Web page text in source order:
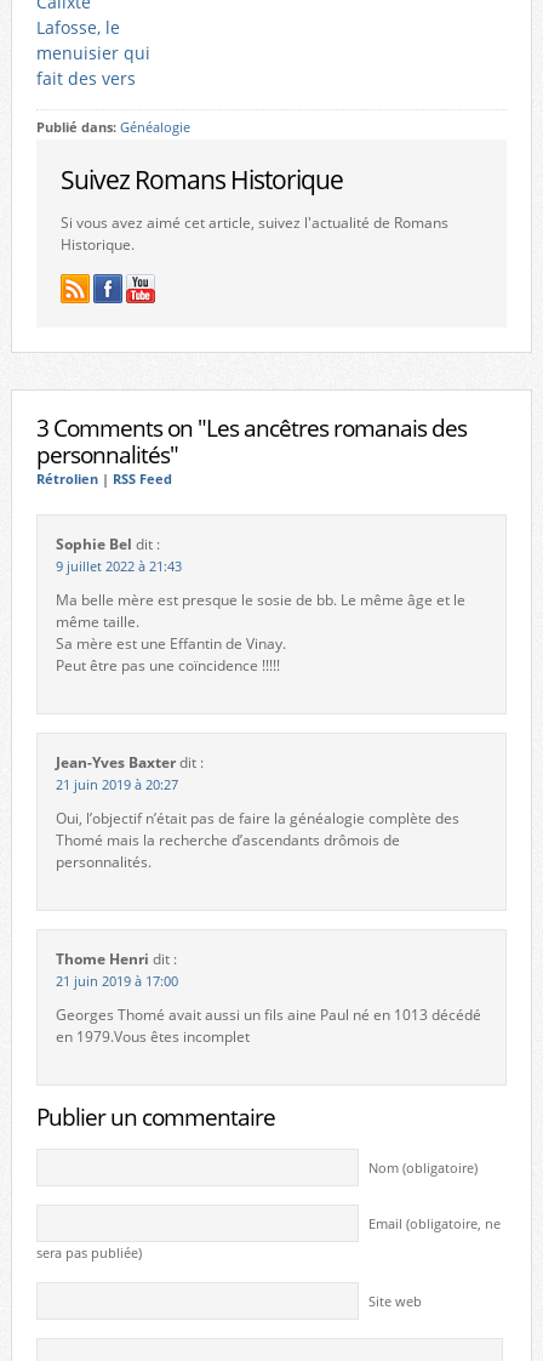
Lafosse, le
menuisier qui
fait des vers
Publié dans: Généalogie
Suivez Romans Historique
Si vous avez aimé cet article, suivez l'actualité de Romans
Historique.
3 Comments on "Les ancêtres romanais des
personnalités"
Rétrolien| RSS Feed
Sophie Bel dit :
9 juillet 2022 à 21:43
Ma belle mère est presque le sosie de bb. Le même âge et le
même taille.
Sa mère est une Effantin de Vinay.
Peut être pas une coïncidence !!!!!
Jean-Yves Baxterdit :
21 juin 2019 à 20:27
Oui, l’objectif n’était pas de faire la généalogie complète des
Thomé mais la recherche d’ascendants drômois de
personnalités.
Thome Henri dit :
21 juin 2019 à 17:00
Georges Thomé avait aussi un fils aine Paul né en 1013 décédé
en 1979.Vous êtes incomplet
Publier un commentaire
Nom (obligatoire)
Email (obligatoire, ne
sera pas publiée)
Site web